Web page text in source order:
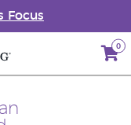
Focus
0